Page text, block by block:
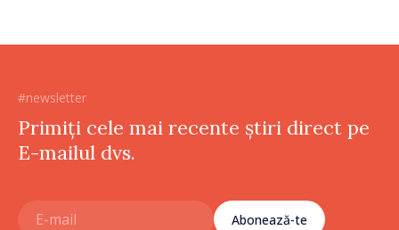
#newsletter
Primiți cele mai recente știri direct pe
E-mailul dvs.
Abonează-te